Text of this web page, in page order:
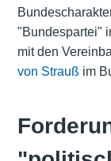
"Bundespartei"
mit den
von Strauß im